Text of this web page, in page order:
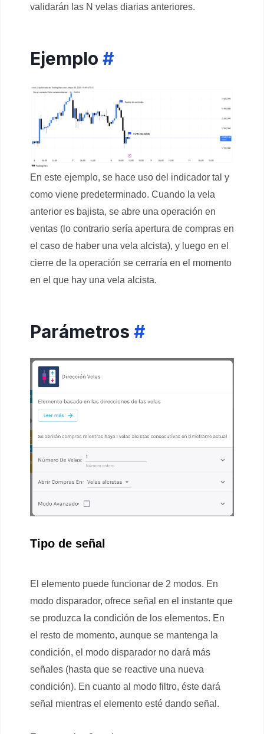
validarán las N velas diarias anteriores.
Ejemplo #
En este ejemplo, se hace uso del indicador tal y
como viene predeterminado. Cuando la vela
anterior es bajista, se abre una operación en
ventas (lo contrario sería apertura de compras en
el caso de haber una vela alcista), y luego en el
cierre de la operación se cerraría en el momento
en el que hay una vela alcista.
Parámetros #
Tipo de señal
El elemento puede funcionar de 2 modos. En
modo disparador, ofrece señal en el instante que
se produzca la condición de los elementos. En
el resto de momento, aunque se mantenga la
condición, el modo disparador no dará más
señales (hasta que se reactive una nueva
condición). En cuanto al modo filtro, éste dará
señal mientras el elemento esté dando señal.